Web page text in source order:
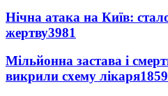
Нічна атака на Київ:
жертву3981
Мільйонна застава і
викрили схему лікаря1859